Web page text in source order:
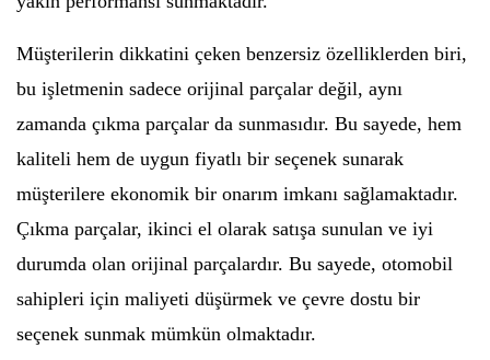
Müşterilerin dikkatini çeken benzersiz özelliklerden biri,
bu işletmenin sadece orijinal parçalar değil, aynı
zamanda çıkma parçalar da sunmasıdır. Bu sayede, hem
kaliteli hem de uygun fiyatlı bir seçenek sunarak
müşterilere ekonomik bir onarım imkanı sağlamaktadır.
Çıkma parçalar, ikinci el olarak satışa sunulan ve iyi
durumda olan orijinal parçalardır. Bu sayede, otomobil
sahipleri için maliyeti düşürmek ve çevre dostu bir
seçenek sunmak mümkün olmaktadır.